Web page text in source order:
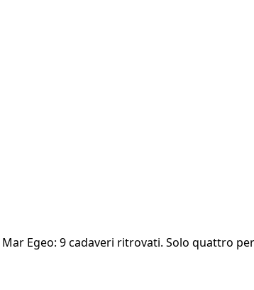
Egeo: 9 cadaveri ritrovati. Solo quattro